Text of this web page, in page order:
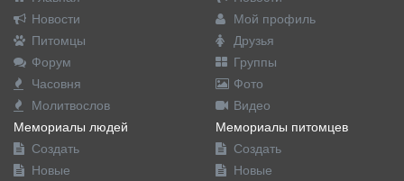
Новости
Питомцы
Форум
Часовня
Молитвослов
Мой профиль
Друзья
Группы
Фото
Видео
Мемориалы людей
Создать
Новые
Мемориалы питомцев
Создать
Новые